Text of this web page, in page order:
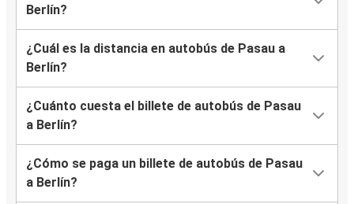
Berlín?
¿Cuál es la distancia en autobús de Pasau a
Berlín?
¿Cuánto cuesta el billete de autobús de Pasau
a Berlín?
¿Cómo se paga un billete de autobús de Pasau
a Berlín?